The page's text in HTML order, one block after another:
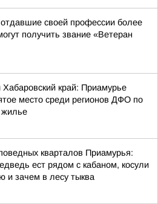
своей профессии более
получить звание «Ветеран
Хабаровский край: Приамурье
место среди регионов ДФО по
жилье
кварталов Приамурья:
ест рядом с кабаном, косули
и зачем в лесу тыква